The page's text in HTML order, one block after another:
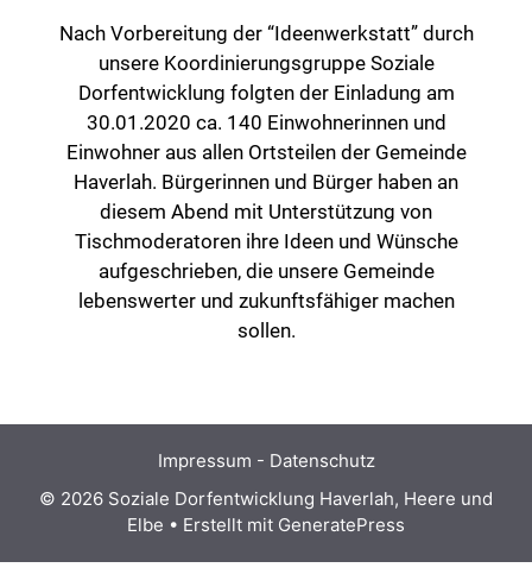
Nach Vorbereitung der “Ideenwerkstatt” durch
unsere Koordinierungsgruppe Soziale
Dorfentwicklung folgten der Einladung am
30.01.2020 ca. 140 Einwohnerinnen und
Einwohner aus allen Ortsteilen der Gemeinde
Haverlah. Bürgerinnen und Bürger haben an
diesem Abend mit Unterstützung von
Tischmoderatoren ihre Ideen und Wünsche
aufgeschrieben, die unsere Gemeinde
lebenswerter und zukunftsfähiger machen
sollen.
Impressum - Datenschutz
© 2026 Soziale Dorfentwicklung Haverlah, Heere und
Elbe • Erstellt mit GeneratePress